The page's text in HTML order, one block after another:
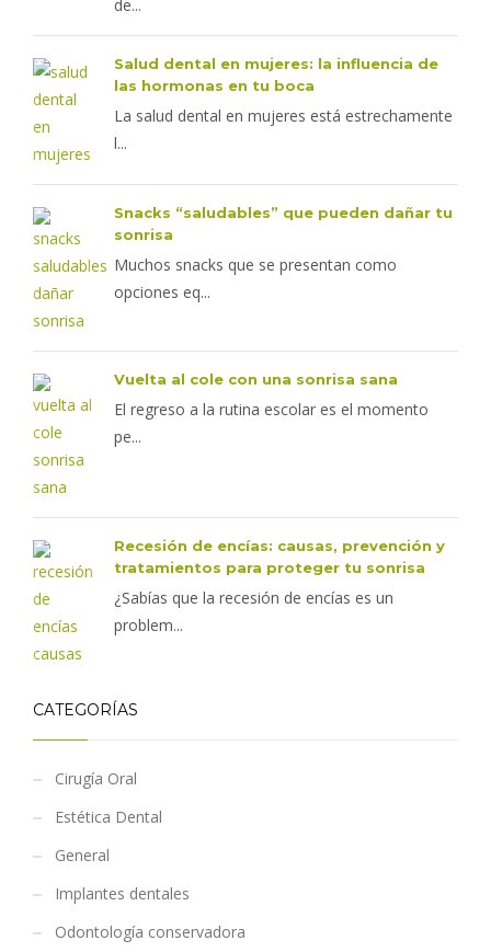
de...
Salud dental en mujeres: la influencia de
las hormonas en tu boca
La salud dental en mujeres está estrechamente
l...
Snacks “saludables” que pueden dañar tu
sonrisa
Muchos snacks que se presentan como
opciones eq...
Vuelta al cole con una sonrisa sana
El regreso a la rutina escolar es el momento
pe...
Recesión de encías: causas, prevención y
tratamientos para proteger tu sonrisa
¿Sabías que la recesión de encías es un
problem...
CATEGORÍAS
Cirugía Oral
Estética Dental
General
Implantes dentales
Odontología conservadora